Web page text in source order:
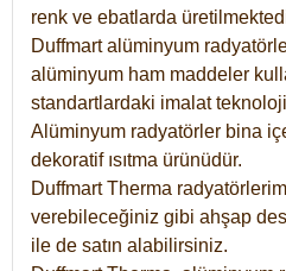
renk ve ebatlarda
Duffmart alüminyum
alüminyum ham maddeler
standartlardaki imalat
Alüminyum radyatörler bina
dekoratif ısıtma ürünüdür.
Duffmart Therma
verebileceğiniz gibi ahşap
ile de satın alabilirsiniz.